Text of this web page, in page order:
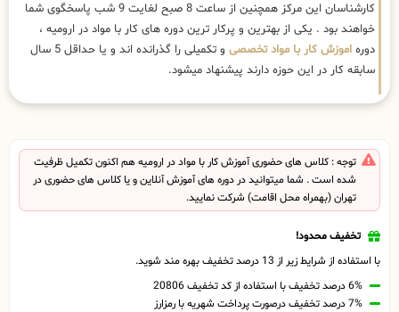
کارشناسان این مرکز همچنین از ساعت 8 صبح لغایت 9 شب پاسخگوی شما
خواهند بود . یکی از بهترین و پرکار ترین دوره های کار با مواد در ارومیه ،
دوره اموزش کار با مواد تخصصی
و تکمیلی را گذرانده اند و یا حداقل 5 سال
سابقه کار در این حوزه دارند پیشنهاد میشود.
توجه : کلاس های حضوری آموزش کار با مواد در ارومیه هم اکنون تکمیل ظرفیت
شده است . شما میتوانید در دوره های آموزش آنلاین و یا کلاس های حضوری در
تهران (بهمراه محل اقامت) شرکت نمایید.
تخفیف محدود!
با استفاده از شرایط زیر از 13 درصد تخفیف بهره مند شوید.
6% درصد تخفیف با استفاده از کد تخفیف 20806
7% درصد تخفیف درصورت پرداخت شهریه با رمزارز